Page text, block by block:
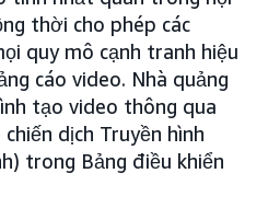
thời cho phép các
quy mô cạnh tranh hiệu
cáo video. Nhà quảng
tạo video thông qua
dịch Truyền hình
trong Bảng điều khiển